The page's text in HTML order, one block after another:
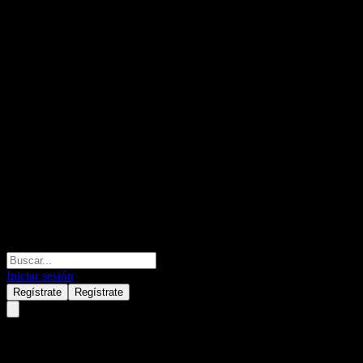
Iniciar sesión
Regístrate Regístrate